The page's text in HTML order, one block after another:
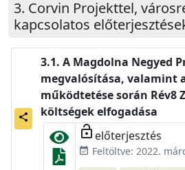
Corvin Projekttel,
kapcsolatos
share
A Magdolna Negyed
megvalósítása, valamint
működtetése során Rév8
költségek elfogadása
lock_open előterjesztés
event_available Feltöltve: 2022.